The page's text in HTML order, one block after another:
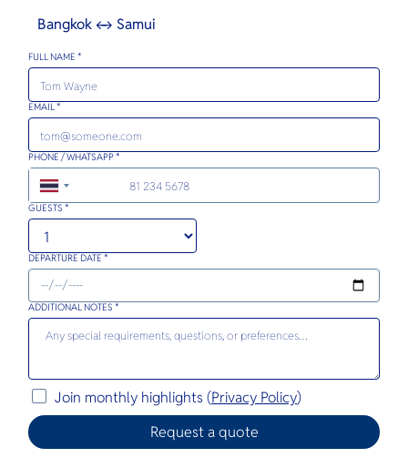
Bangkok ↔ Samui
FULL NAME *
EMAIL *
PHONE / WHATSAPP *
+66
GUESTS *
DEPARTURE DATE *
ADDITIONAL NOTES *
Join monthly highlights (Privacy Policy)